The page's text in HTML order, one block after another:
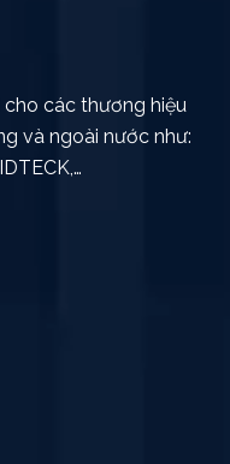
cho các thương hiệu
và ngoài nước như: